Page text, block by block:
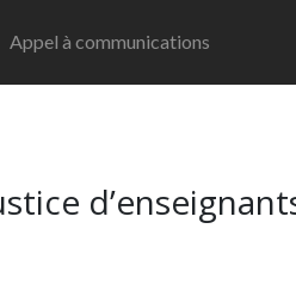
Appel à communications